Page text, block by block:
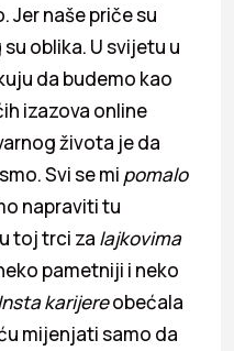
Jer naše priče su
oblika. U svijetu u
da budemo kao
izazova online
života je da
Svi se mi pomalo
napraviti tu
toj trci za lajkovima
pametniji i neko
karijereobećala
mijenjati samo da